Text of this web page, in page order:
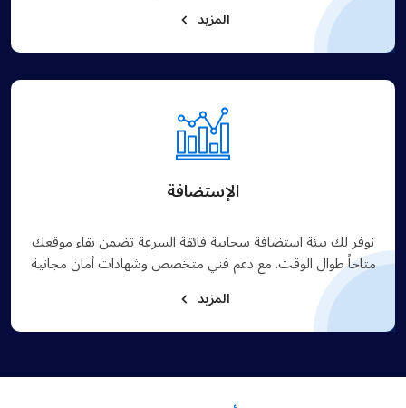
المزيد
الإستضافة
نوفر لك بيئة استضافة سحابية فائقة السرعة تضمن بقاء موقعك
متاحاً طوال الوقت. مع دعم فني متخصص وشهادات أمان مجانية
المزيد